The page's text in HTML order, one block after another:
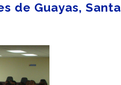
de Guayas, Santa